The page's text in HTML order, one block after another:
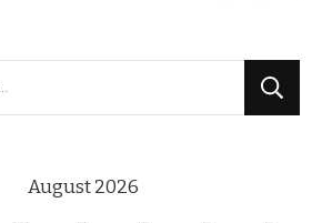
August 2026